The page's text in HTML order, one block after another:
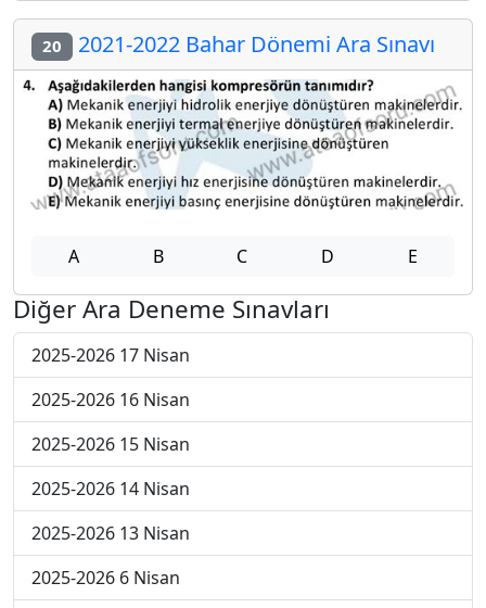
20 2021-2022 Bahar Dönemi Ara Sınavı
A B C D E
Diğer Ara Deneme Sınavları
2025-2026 17 Nisan
2025-2026 16 Nisan
2025-2026 15 Nisan
2025-2026 14 Nisan
2025-2026 13 Nisan
2025-2026 6 Nisan